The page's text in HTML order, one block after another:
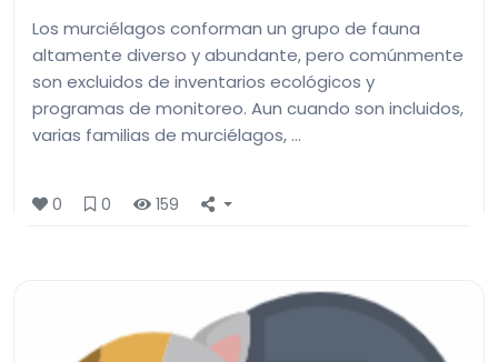
Los murciélagos conforman un grupo de fauna
altamente diverso y abundante, pero comúnmente
son excluidos de inventarios ecológicos y
programas de monitoreo. Aun cuando son incluidos,
varias familias de murciélagos, …
0 0 159